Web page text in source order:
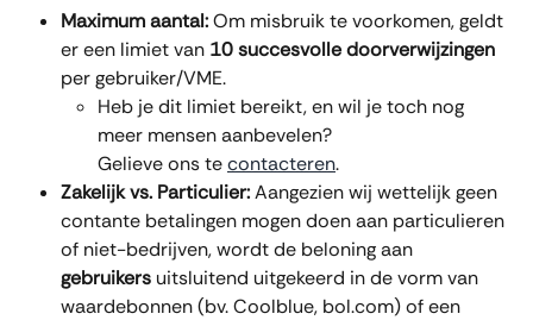
Maximum aantal: Om misbruik te voorkomen, geldt
er een limiet van 10 succesvolle doorverwijzingen
per gebruiker/VME.
Heb je dit limiet bereikt, en wil je toch nog
meer mensen aanbevelen?
Gelieve ons te contacteren.
Zakelijk vs. Particulier: Aangezien wij wettelijk geen
contante betalingen mogen doen aan particulieren
of niet-bedrijven, wordt de beloning aan
gebruikers uitsluitend uitgekeerd in de vorm van
waardebonnen (bv. Coolblue, bol.com) of een